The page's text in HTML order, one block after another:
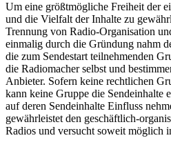
Um eine größtmögliche Freiheit der
und die Vielfalt der Inhalte zu
Trennung von Radio-Organisation
einmalig durch die Gründung nahm
die zum Sendestart teilnehmenden
die Radiomacher selbst und
Anbieter. Sofern keine rechtlichen
kann keine Gruppe die Sendeinhalte
auf deren Sendeinhalte Einfluss
gewährleistet den geschäftlich-
Radios und versucht soweit möglich